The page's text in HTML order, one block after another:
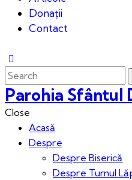
Donații
Contact
Parohia Sfântul
Close
Acasă
Despre
Despre Biserică
Despre Turnul